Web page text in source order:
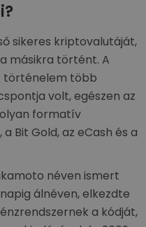
sikeres kriptovalutáját,
másikra történt. A
történelem több
volt, egészen az
formatív
Bit Gold, az eCash és a
néven ismert
álnéven, elkezdte
a kódját,